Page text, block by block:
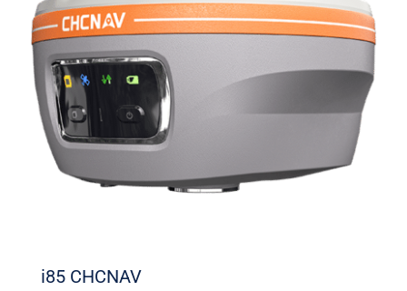
i85 CHCNAV